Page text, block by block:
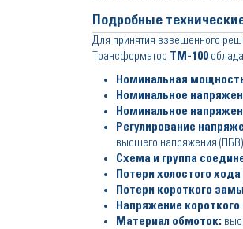
Подробные
Для принятия взвешенного
Трансформатор ТМ-100
Номинальная
Номинальное
Номинальное
Регулирование
высшего напряжения
Схема и группа
Потери холостого
Потери короткого
Напряжение
Материал обмоток: